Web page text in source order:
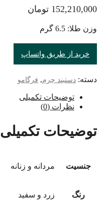
152,210,000 تومان
وزن طلا: 6.5 گرم
خرید از طریق واتساپ
دسته: دستبند چرم, فرگامو
توضیحات تکمیلی
نظرات (0)
توضیحات تکمیلی
جنسیت مردانه و زنانه
رنگ زرد و سفید